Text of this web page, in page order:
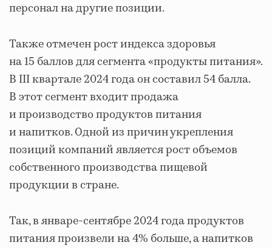
персонал на другие позиции.
Также отмечен рост индекса здоровья
на 15 баллов для сегмента «продукты питания».
В III квартале 2024 года он составил 54 балла.
В этот сегмент входит продажа
и производство продуктов питания
и напитков. Одной из причин укрепления
позиций компаний является рост объемов
собственного производства пищевой
продукции в стране.
Так, в январе-сентябре 2024 года продуктов
питания произвели на 4% больше, а напитков